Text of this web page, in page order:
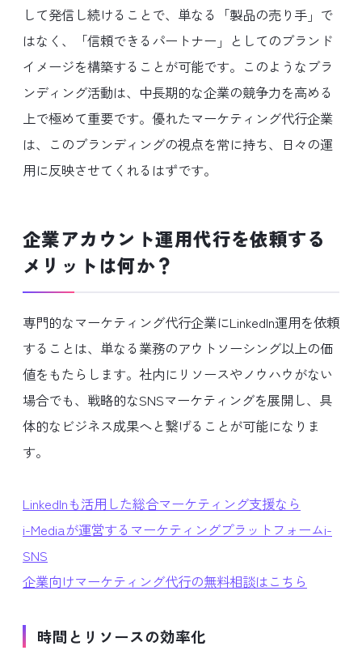
して発信し続けることで、単なる「製品の売り手」で
はなく、「信頼できるパートナー」としてのブランド
イメージを構築することが可能です。このようなブラ
ンディング活動は、中長期的な企業の競争力を高める
上で極めて重要です。優れたマーケティング代行企業
は、このブランディングの視点を常に持ち、日々の運
用に反映させてくれるはずです。
企業アカウント運用代行を依頼する
メリットは何か？
専門的なマーケティング代行企業にLinkedIn運用を依頼
することは、単なる業務のアウトソーシング以上の価
値をもたらします。社内にリソースやノウハウがない
場合でも、戦略的なSNSマーケティングを展開し、具
体的なビジネス成果へと繋げることが可能になりま
す。
LinkedInも活用した総合マーケティング支援なら
i-Mediaが運営するマーケティングプラットフォームi-
SNS
企業向けマーケティング代行の無料相談はこちら
時間とリソースの効率化